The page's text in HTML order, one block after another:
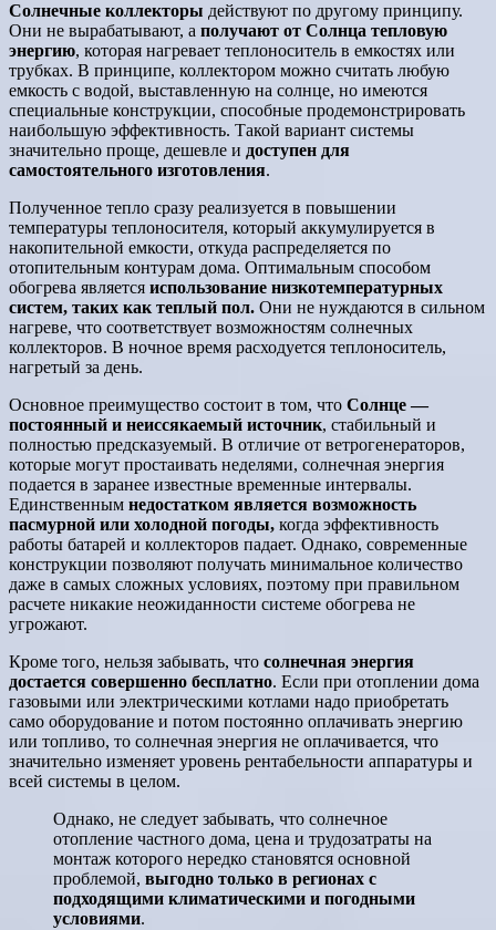
Солнечные коллекторы действуют по другому принципу.
Они не вырабатывают, а получают от Солнца тепловую
энергию, которая нагревает теплоноситель в емкостях или
трубках. В принципе, коллектором можно считать любую
емкость с водой, выставленную на солнце, но имеются
специальные конструкции, способные продемонстрировать
наибольшую эффективность. Такой вариант системы
значительно проще, дешевле и доступен для
самостоятельного изготовления.
Полученное тепло сразу реализуется в повышении
температуры теплоносителя, который аккумулируется в
накопительной емкости, откуда распределяется по
отопительным контурам дома. Оптимальным способом
обогрева является использование низкотемпературных
систем, таких как теплый пол. Они не нуждаются в сильном
нагреве, что соответствует возможностям солнечных
коллекторов. В ночное время расходуется теплоноситель,
нагретый за день.
Основное преимущество состоит в том, что Солнце —
постоянный и неиссякаемый источник, стабильный и
полностью предсказуемый. В отличие от ветрогенераторов,
которые могут простаивать неделями, солнечная энергия
подается в заранее известные временные интервалы.
Единственным недостатком является возможность
пасмурной или холодной погоды, когда эффективность
работы батарей и коллекторов падает. Однако, современные
конструкции позволяют получать минимальное количество
даже в самых сложных условиях, поэтому при правильном
расчете никакие неожиданности системе обогрева не
угрожают.
Кроме того, нельзя забывать, что солнечная энергия
достается совершенно бесплатно. Если при отоплении дома
газовыми или электрическими котлами надо приобретать
само оборудование и потом постоянно оплачивать энергию
или топливо, то солнечная энергия не оплачивается, что
значительно изменяет уровень рентабельности аппаратуры и
всей системы в целом.
Однако, не следует забывать, что солнечное
отопление частного дома, цена и трудозатраты на
монтаж которого нередко становятся основной
проблемой, выгодно только в регионах с
подходящими климатическими и погодными
условиями.